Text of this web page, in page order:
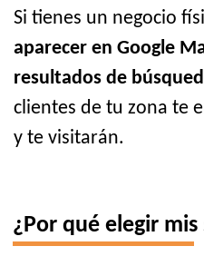
Si tienes un negocio
aparecer en Google
resultados de
clientes de tu zona te
y te visitarán.
¿Por qué elegir mis